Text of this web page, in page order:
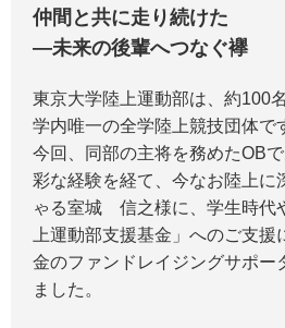
仲間と共に走り続けた
―未来の後輩へつなぐ襷
東京大学陸上運動部は、約100
学内唯一の全学陸上競技団体で
今回、同部の主将を務めたOB
彩な経験を経て、今なお陸上に
ゃる室城 信之様に、学生時代
上運動部支援基金」へのご支
金のファンドレイジングサポー
ました。